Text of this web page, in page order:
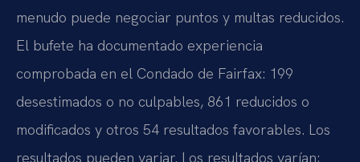
menudo puede negociar puntos y multas reducidos.
El bufete ha documentado experiencia
comprobada en el Condado de Fairfax: 199
desestimados o no culpables, 861 reducidos o
modificados y otros 54 resultados favorables. Los
resultados pueden variar. Los resultados varían;